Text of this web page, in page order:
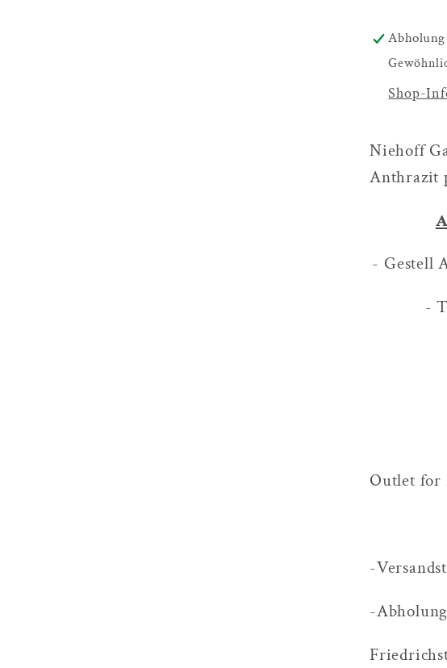
|
Beton
Shop-
Niehoff
Anthrazit
- Gestell
-
Outlet for
-
-